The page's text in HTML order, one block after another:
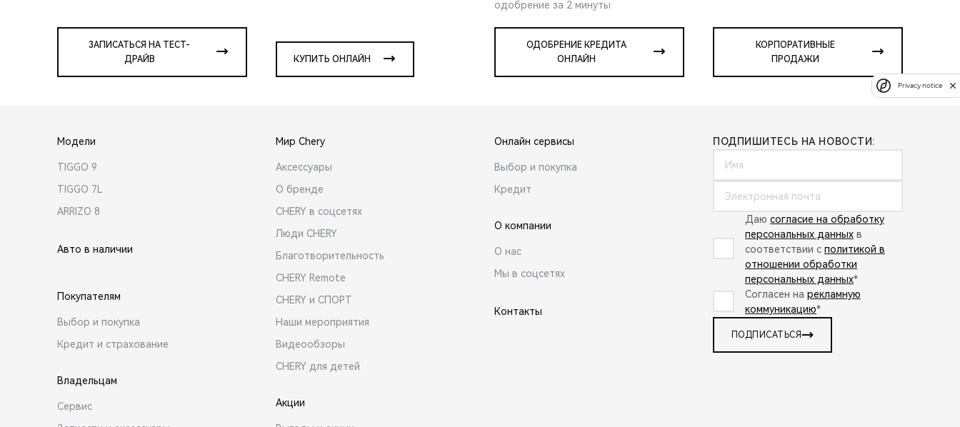
ЗАПИСАТЬСЯ НА ТЕСТ-
ДРАЙВ
КУПИТЬ ОНЛАЙН
одобрение за 2 минуты
ОДОБРЕНИЕ КРЕДИТА
ОНЛАЙН
КОРПОРАТИВНЫЕ
ПРОДАЖИ
Модели
TIGGO 9
TIGGO 7L
ARRIZO 8
Авто в наличии
Покупателям
Выбор и покупка
Кредит и страхование
Владельцам
Сервис
Мир Chery
Аксессуары
О бренде
CHERY в соцсетях
Люди CHERY
Благотворительность
CHERY Remote
CHERY и СПОРТ
Наши мероприятия
Видеообзоры
CHERY для детей
Акции
Онлайн сервисы
Выбор и покупка
Кредит
О компании
О нас
Мы в соцсетях
Контакты
ПОДПИШИТЕСЬ НА НОВОСТИ:
Даю согласие на обработку
персональных данных в
соответствии с политикой в
отношении обработки
персональных данных*
Согласен на рекламную
коммуникацию*
ПОДПИСАТЬСЯ
Privacy notice